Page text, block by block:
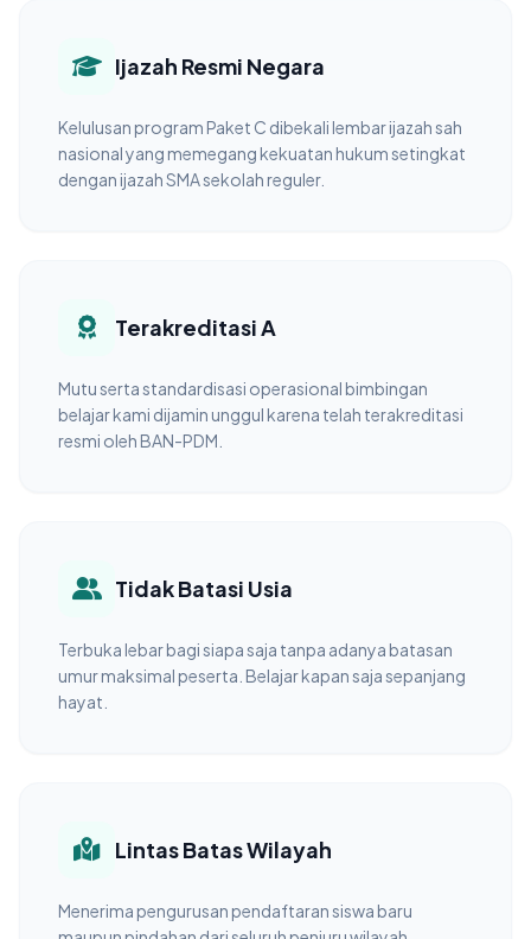
Ijazah Resmi Negara
Kelulusan program Paket C dibekali lembar ijazah sah
nasional yang memegang kekuatan hukum setingkat
dengan ijazah SMA sekolah reguler.
Terakreditasi A
Mutu serta standardisasi operasional bimbingan
belajar kami dijamin unggul karena telah terakreditasi
resmi oleh BAN-PDM.
Tidak Batasi Usia
Terbuka lebar bagi siapa saja tanpa adanya batasan
umur maksimal peserta. Belajar kapan saja sepanjang
hayat.
Lintas Batas Wilayah
Menerima pengurusan pendaftaran siswa baru